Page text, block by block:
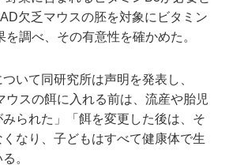
欠乏マウスの胚を対象にビタミン
調べ、その有意性を確かめた。
いて同研究所は声明を発表し、
ウスの餌に入れる前は、流産や胎児
られた」「餌を変更した後は、そ
なり、子どもはすべて健康体で生
。